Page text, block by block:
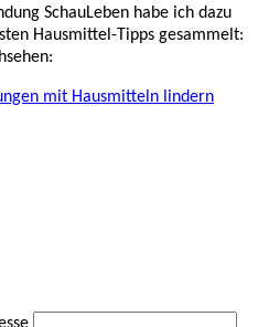
SchauLeben habe ich dazu
Hausmittel-Tipps gesammelt:
mit Hausmitteln lindern